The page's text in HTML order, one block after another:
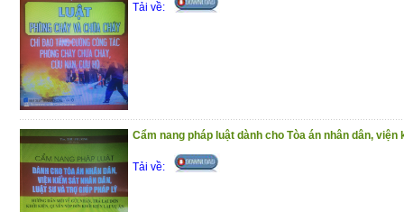
Tải về:
Cẩm nang pháp luật dành cho Tòa án nhân dân, viện
Tải về: